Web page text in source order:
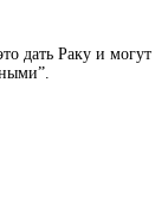
дать Раку и могут